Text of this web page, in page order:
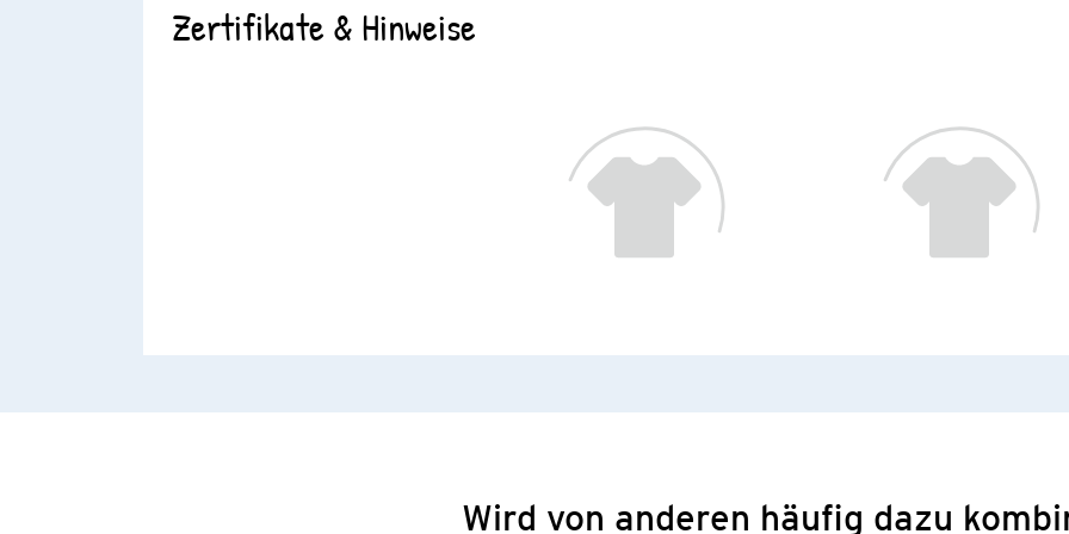
Zertifikate & Hinweise
Wird von anderen häufig dazu